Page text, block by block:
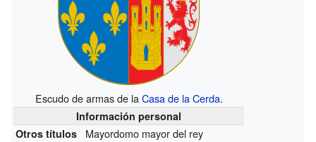
Escudo de armas de laCasa de la Cerda.
Información personal
Otros títulos
Mayordomo mayor del rey